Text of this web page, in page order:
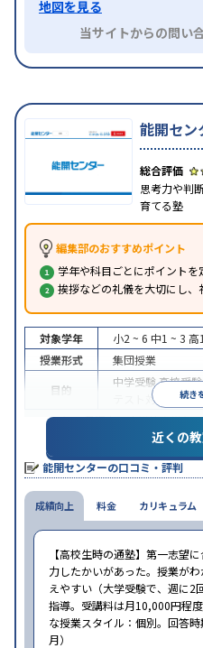
地図を見る
当サイトからの問い
能開セン
思考力や判
育てる塾
編集部のおすすめポイント
学年や科目ごとにポイントを
挨拶などの礼儀を大切にし、
続き
対象学年 小2 ~ 6 中1 ~ 3 高
授業形式
集団授業
目的
中学受験高校受験
テスト対策
※2023年10月調査。小学校高学年
近くの
能開センターの口コミ・評判
成績向上
【高校生時の通塾】第一志望
力したかいがあった。授業が
えやすい（大学受験で、週に2
指導。受講料は月10,000円程
な授業スタイル：個別。回答
月）
料金 カリキュラム